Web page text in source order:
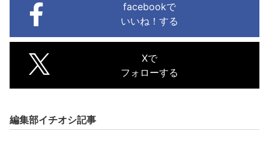
facebookで
いいね！する
Xで
フォローする
編集部イチオシ記事